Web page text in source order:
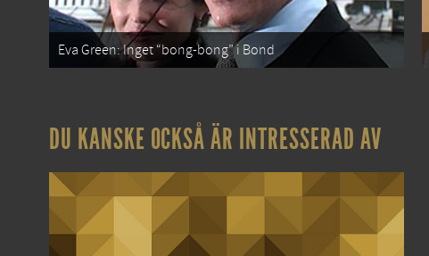
Eva Green: Inget “bong-bong” i Bond
DU KANSKE OCKSÅ ÄR INTRESSERAD AV